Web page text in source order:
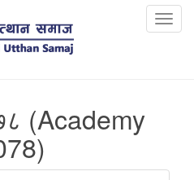
T
v
(Academy